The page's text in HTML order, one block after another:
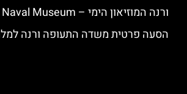
ורנה המוזיאון הימי – Naval Museum
הסעה פרטית משדה התעופה ורנה